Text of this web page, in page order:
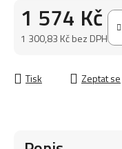
1 574 Kč
1 300,83 Kč bez DPH
Tisk Zeptat se